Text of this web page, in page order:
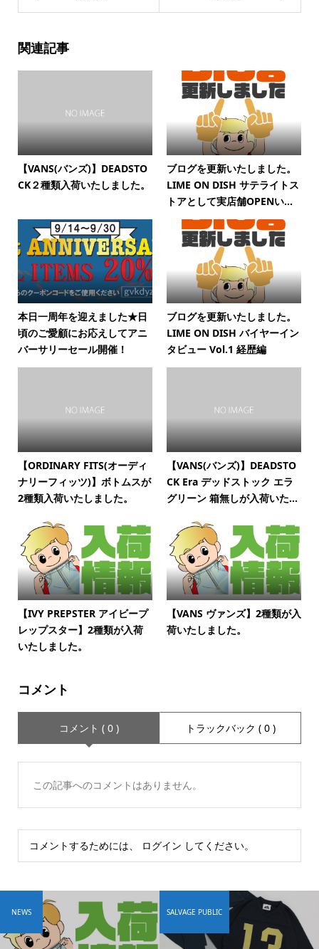
関連記事
【VANS(バンズ)】DEADSTO
CK２種類入荷いたしました。
ブログを更新いたしました。
LIME ON DISH サテライトス
トアとして実店舗OPENい...
本日一周年を迎えました★日
頃のご愛顧にお応えしてアニ
バーサリーセール開催！
ブログを更新いたしました。
LIME ON DISH バイヤーイン
タビュー Vol.1 経歴編
【ORDINARY FITS(オーディ
ナリーフィッツ)】ボトムスが
2種類入荷いたしました。
【VANS(バンズ)】DEADSTO
CK Era デッドストック エラ
グリーン 箱無しが入荷いた...
【IVY PREPSTER アイビープ
レップスター】2種類が入荷
いたしました。
【VANS ヴァンズ】2種類が入
荷いたしました。
コメント
コメント ( 0 ) トラックバック ( 0 )
この記事へのコメントはありません。
コメントするためには、 ログイン してください。
NEWS SALVAGE PUBLIC